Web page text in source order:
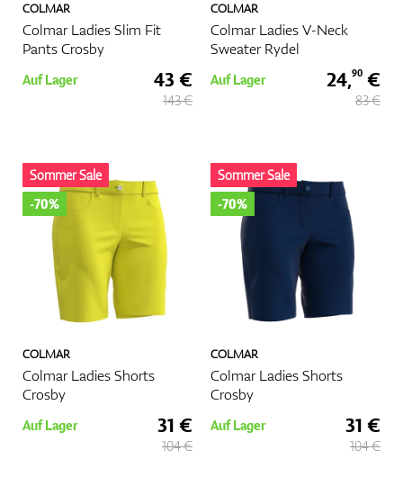
Bälle
Bags
Trolleys
Entfernungsmesser & GPS
COLMAR
Colmar Ladies Slim Fit
Pants Crosby
Auf Lager 43 €
143 €
COLMAR
Colmar Ladies V-Neck
Sweater Rydel
Auf Lager 24,90 €
83 €
COLMAR
Colmar Ladies Shorts
Crosby
Sommer Sale
-70%
Auf Lager 31 €
104 €
COLMAR
Colmar Ladies Shorts
Crosby
Sommer Sale
-70%
Auf Lager 31 €
104 €